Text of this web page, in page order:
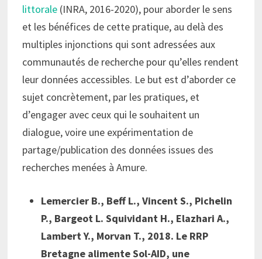
littorale(INRA, 2016-2020), pour aborder le sens
et les bénéfices de cette pratique, au delà des
multiples injonctions qui sont adressées aux
communautés de recherche pour qu’elles rendent
leur données accessibles. Le but est d’aborder ce
sujet concrètement, par les pratiques, et
d’engager avec ceux qui le souhaitent un
dialogue, voire une expérimentation de
partage/publication des données issues des
recherches menées à Amure.
Lemercier B., Beff L., Vincent S., Pichelin
P., Bargeot L. Squividant H., Elazhari A.,
Lambert Y., Morvan T., 2018. Le RRP
Bretagne alimente Sol-AID, une